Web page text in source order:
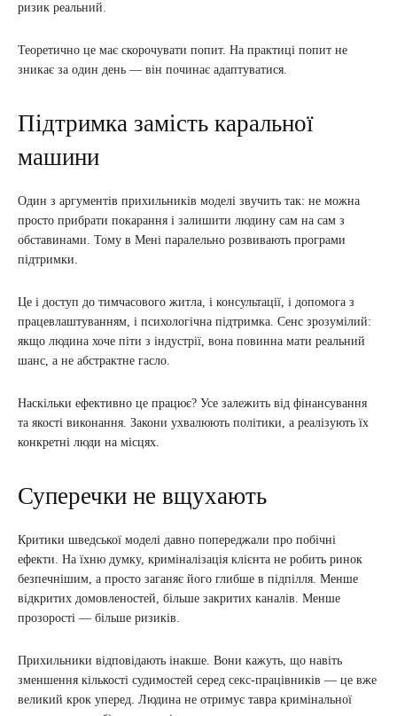
ризик реальний.
Теоретично це має скорочувати попит. На практиці попит не
зникає за один день — він починає адаптуватися.
Підтримка замість каральної
машини
Один з аргументів прихильників моделі звучить так: не можна
просто прибрати покарання і залишити людину сам на сам з
обставинами. Тому в Мені паралельно розвивають програми
підтримки.
Це і доступ до тимчасового житла, і консультації, і допомога з
працевлаштуванням, і психологічна підтримка. Сенс зрозумілий:
якщо людина хоче піти з індустрії, вона повинна мати реальний
шанс, а не абстрактне гасло.
Наскільки ефективно це працює? Усе залежить від фінансування
та якості виконання. Закони ухвалюють політики, а реалізують їх
конкретні люди на місцях.
Суперечки не вщухають
Критики шведської моделі давно попереджали про побічні
ефекти. На їхню думку, криміналізація клієнта не робить ринок
безпечнішим, а просто заганяє його глибше в підпілля. Менше
відкритих домовленостей, більше закритих каналів. Менше
прозорості — більше ризиків.
Прихильники відповідають інакше. Вони кажуть, що навіть
зменшення кількості судимостей серед секс-працівників — це вже
великий крок уперед. Людина не отримує тавра кримінальної